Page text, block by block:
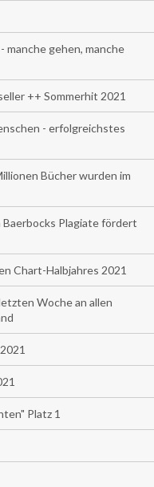
gehen, manche
++ Sommerhit 2021
- erfolgreichstes
Bücher wurden im
Plagiate fördert
Chart-Halbjahres 2021
Woche an allen
Platz 1